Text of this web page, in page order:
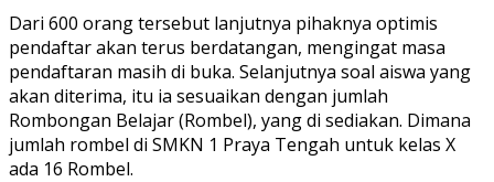
Dari 600 orang tersebut lanjutnya pihaknya optimis
pendaftar akan terus berdatangan, mengingat masa
pendaftaran masih di buka. Selanjutnya soal aiswa yang
akan diterima, itu ia sesuaikan dengan jumlah
Rombongan Belajar (Rombel), yang di sediakan. Dimana
jumlah rombel di SMKN 1 Praya Tengah untuk kelas X
ada 16 Rombel.